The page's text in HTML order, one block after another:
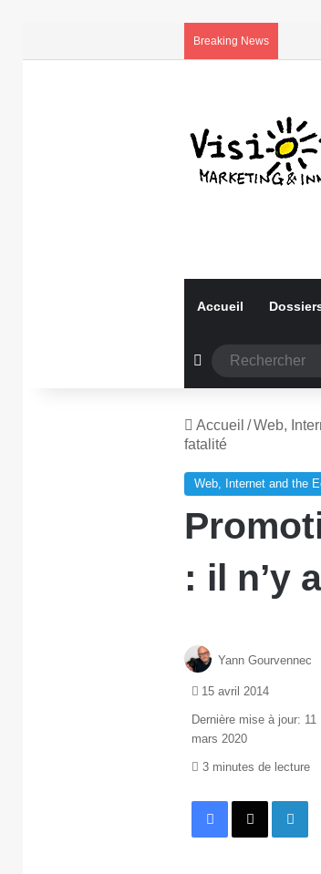
Breaking News
Accueil
Article Aléatoire
Accueil /Web,
fatalité
Web, Internet and the
: il n’y
Yann Gourvennec
15 avril 2014
Dernière mise à jour: 11
mars 2020
3 minutes de lecture
Facebook
X